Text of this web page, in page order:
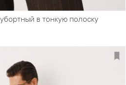
в тонкую полоску